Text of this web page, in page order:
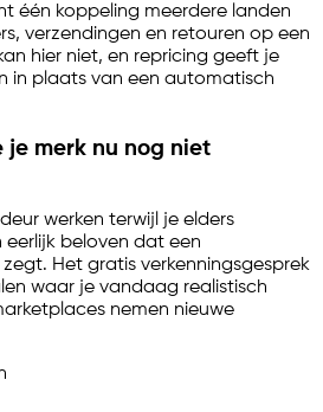
één koppeling meerdere landen
verzendingen en retouren op een
hier niet, en repricing geeft je
in plaats van een automatisch
je merk nu nog niet
werken terwijl je elders
beloven dat een
Het gratis verkenningsgesprek
waar je vandaag realistisch
nemen nieuwe